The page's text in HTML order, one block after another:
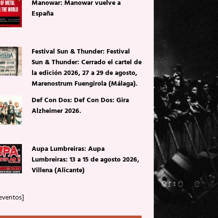
Manowar: Manowar vuelve a
España
Festival Sun & Thunder: Festival
Sun & Thunder: Cerrado el cartel de
la edición 2026, 27 a 29 de agosto,
Marenostrum Fuengirola (Málaga).
Def Con Dos: Def Con Dos: Gira
Alzheimer 2026.
Aupa Lumbreiras: Aupa
Lumbreiras: 13 a 15 de agosto 2026,
Villena (Alicante)